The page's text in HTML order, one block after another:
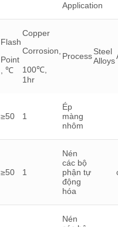
Application
Flash
Point
, ℃
Copper
Corrosion,
100℃,
1hr
ProcessSteel
Alloys
≥50 1
Ép
màng
nhôm
≥50 1
Nén
các bộ
phận tự
động
hóa
Nén